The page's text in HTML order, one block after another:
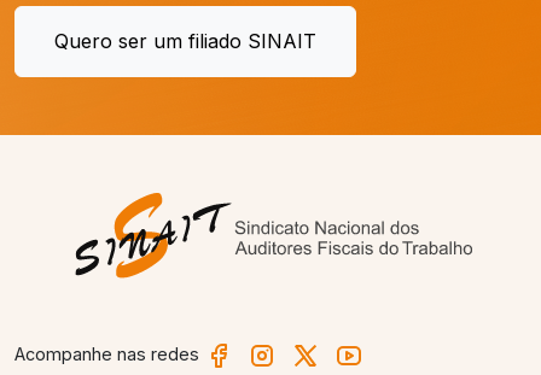
Quero ser um filiado SINAIT
Acompanhe nas redes